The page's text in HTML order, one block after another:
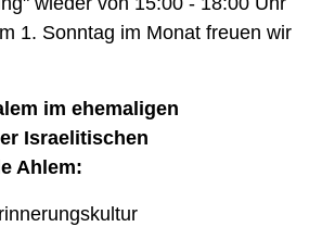
1. Sonntag im Monat freuen wir
im ehemaligen
Israelitischen
Ahlem: